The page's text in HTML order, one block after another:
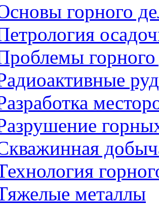
горного
горного
металлы